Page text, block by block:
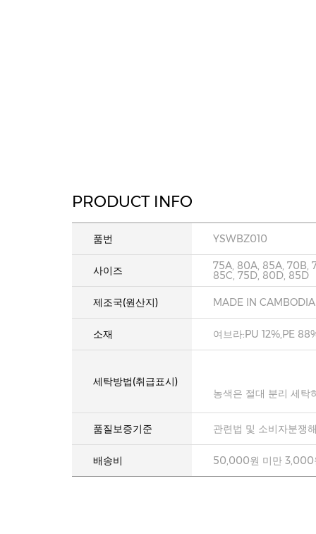
PRODUCT INFO
품번 YSWBZ010
사이즈 75A, 80A, 85A, 70B,
85C, 75D, 80D, 85D
제조국(원산지) MADE IN CAMBODIA
소재 여브라:PU 12%,PE
세탁방법(취급표시)
농색은 절대 분리 세탁
품질보증기준 관련법 및 소비자분쟁
배송비 50,000원 미만 3,000